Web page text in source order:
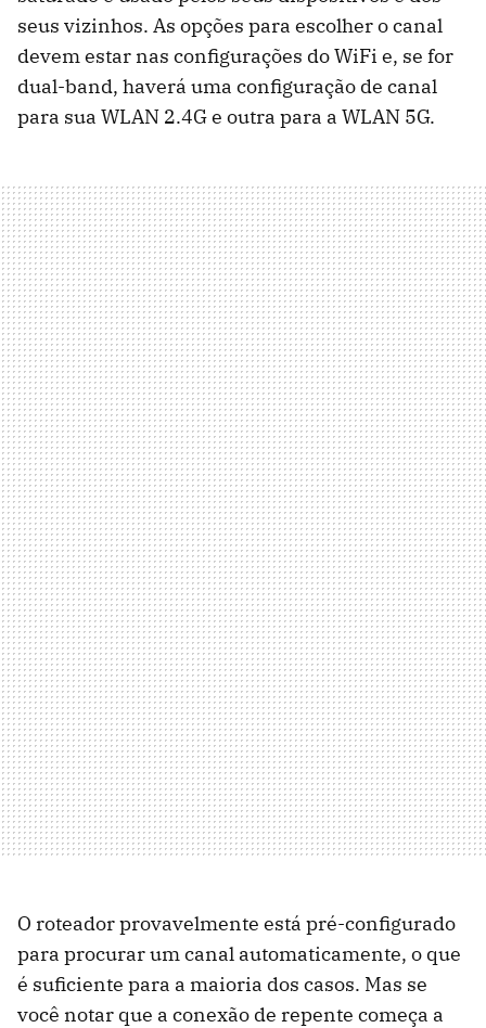
seus vizinhos. As opções para escolher o canal
devem estar nas configurações do WiFi e, se for
dual-band, haverá uma configuração de canal
para sua WLAN 2.4G e outra para a WLAN 5G.
O roteador provavelmente está pré-configurado
para procurar um canal automaticamente, o que
é suficiente para a maioria dos casos. Mas se
você notar que a conexão de repente começa a